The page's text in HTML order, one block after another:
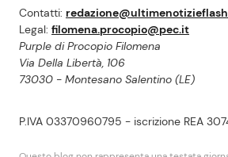
Contatti:
Legal: filomena.procopio@pec.it
Purple di Procopio Filomena
Via Della Libertà, 106
73030 - Montesano Salentino (LE)
P.IVA 03370960795 - iscrizione REA